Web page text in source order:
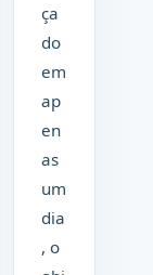
ça
do
em
ap
en
as
um
dia
, o